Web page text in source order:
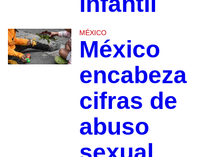
MÉXICO
México
encabeza
cifras de
abuso